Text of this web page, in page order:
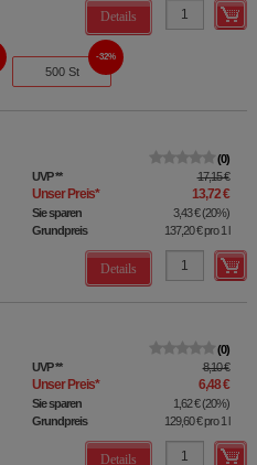
Details
500 St
32%
0
UVP** 17,15 €
Unser Preis* 13,72 €
Sie sparen 3,43 €(20%)
Grundpreis
137,20 €pro 1 l
Details
0
UVP** 8,10 €
Unser Preis* 6,48 €
Sie sparen 1,62 €(20%)
Grundpreis
129,60 €pro 1 l
Details